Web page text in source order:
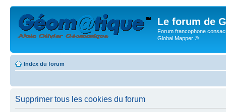
Le forum de
Forum francophone
Global Mapper ©
Index du forum
Supprimer tous les cookies du forum